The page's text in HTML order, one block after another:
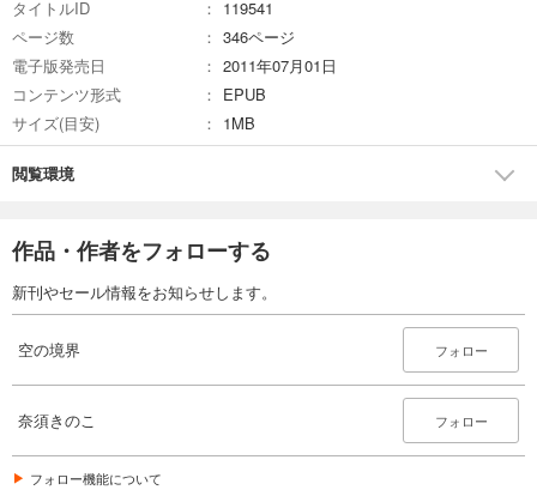
タイトルID
119541
ページ数
346ページ
電子版発売日
2011年07月01日
コンテンツ形式
EPUB
サイズ(目安)
1MB
閲覧環境
作品・作者をフォローする
新刊やセール情報をお知らせします。
空の境界 フォロー
奈須きのこ フォロー
フォロー機能について